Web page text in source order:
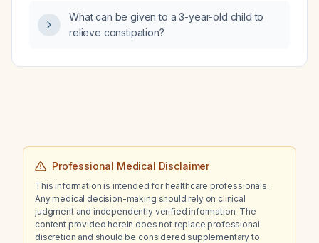
What can be given to a 3-year-old child to
relieve constipation?
Professional Medical Disclaimer
This information is intended for healthcare professionals.
Any medical decision-making should rely on clinical
judgment and independently verified information. The
content provided herein does not replace professional
discretion and should be considered supplementary to